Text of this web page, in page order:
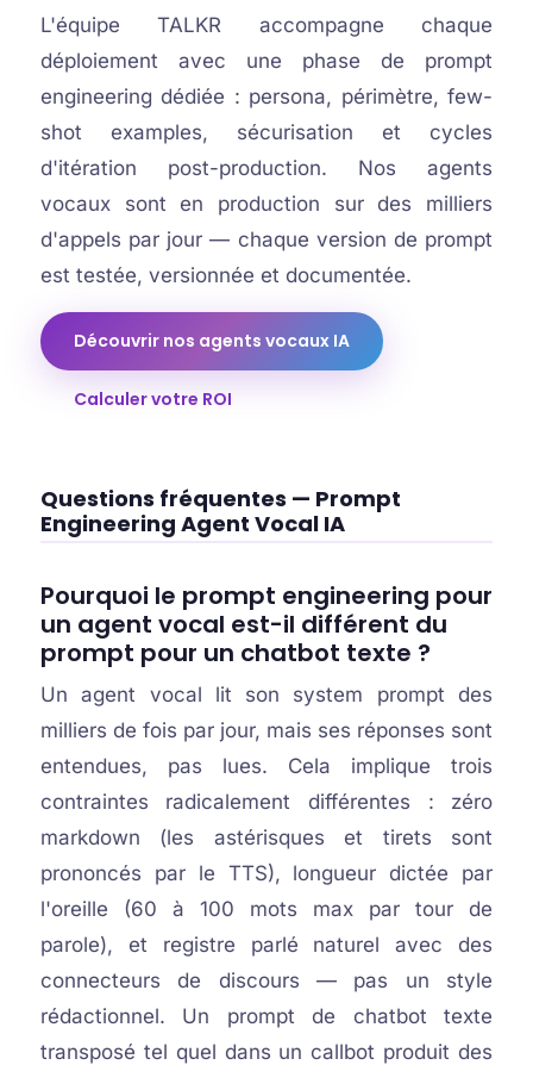
L'équipe TALKR accompagne chaque
déploiement avec une phase de prompt
engineering dédiée : persona, périmètre, few-
shot examples, sécurisation et cycles
d'itération post-production. Nos agents
vocaux sont en production sur des milliers
d'appels par jour — chaque version de prompt
est testée, versionnée et documentée.
Découvrir nos agents vocaux IA
Calculer votre ROI
Questions fréquentes — Prompt
Engineering Agent Vocal IA
Pourquoi le prompt engineering pour
un agent vocal est-il différent du
prompt pour un chatbot texte ?
Un agent vocal lit son system prompt des
milliers de fois par jour, mais ses réponses sont
entendues, pas lues. Cela implique trois
contraintes radicalement différentes : zéro
markdown (les astérisques et tirets sont
prononcés par le TTS), longueur dictée par
l'oreille (60 à 100 mots max par tour de
parole), et registre parlé naturel avec des
connecteurs de discours — pas un style
rédactionnel. Un prompt de chatbot texte
transposé tel quel dans un callbot produit des